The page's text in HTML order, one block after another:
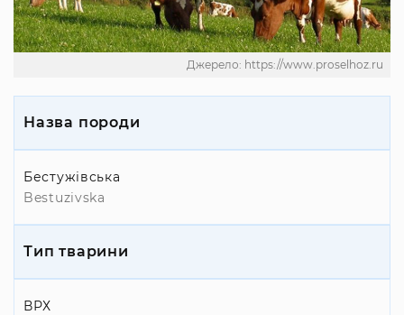
Джерело: https://www.proselhoz.ru
Назва породи
Бестужівська
Bestuzivska
Тип тварини
ВРХ